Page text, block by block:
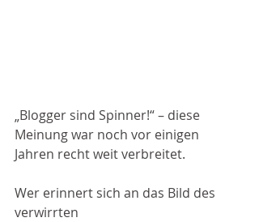
„Blogger sind Spinner!“ – diese
Meinung war noch vor einigen
Jahren recht weit verbreitet.
Wer erinnert sich an das Bild des
verwirrten